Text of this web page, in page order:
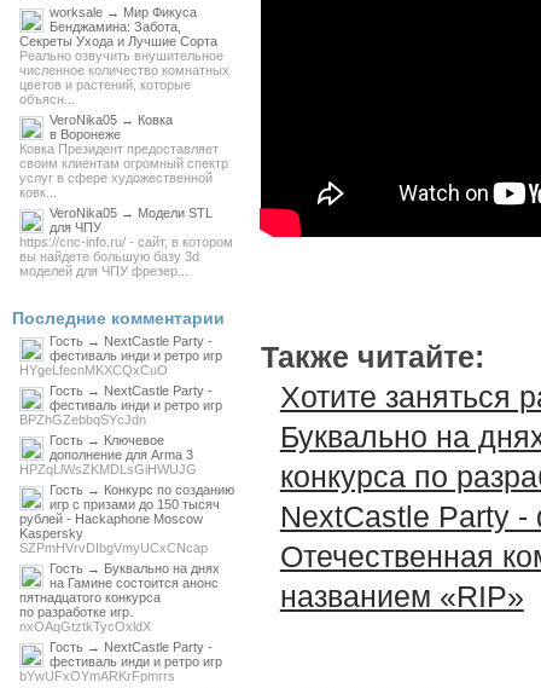
Также читайте:
Хотите заняться
Буквально на
конкурса по
NextCastle Party -
Отечественная
названием «RIP»
worksale → Мир Фикуса
Бенджамина: Забота,
Секреты Ухода и Лучшие Сорта
Реально озвучить внушительное
численное количество комнатных
цветов и растений, которые
объясн...
VeroNika05 → Ковка
в Воронеже
Ковка Президент предоставляет
своим клиентам огромный спектр
услуг в сфере художественной
ковк...
VeroNika05 → Модели STL
для ЧПУ
https://cnc-info.ru/ - сайт, в котором
вы найдете большую базу 3d
моделей для ЧПУ фрезер...
Последние комментарии
Гость → NextCastle Party -
фестиваль инди и ретро игр
HYgeLfecnMKXCQxCuO
Гость → NextCastle Party -
фестиваль инди и ретро игр
BPZhGZebbqSYcJdn
Гость → Ключевое
дополнение для Arma 3
HPZqLlWsZKMDLsGiHWUJG
Гость → Конкурс по созданию
игр с призами до 150 тысяч
рублей - Hackaphone Moscow
Kaspersky
SZPmHVrvDIbgVmyUCxCNcap
Гость → Буквально на днях
на Гамине состоится анонс
пятнадцатого конкурса
по разработке игр.
nxOAqGtztkTycOxldX
Гость → NextCastle Party -
фестиваль инди и ретро игр
bYwUFxOYmARKrFpmrrs